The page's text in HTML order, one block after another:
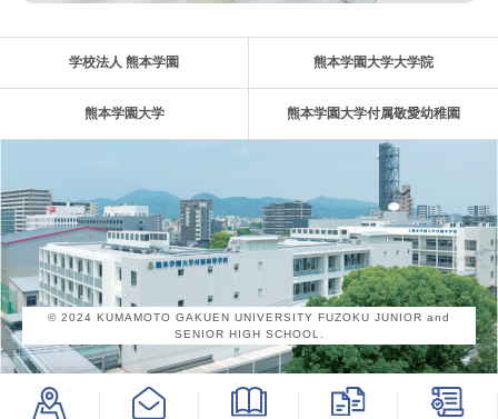
学校法人 熊本学園 熊本学園大学大学院
熊本学園大学 熊本学園大学付属敬愛幼稚園
© 2024 KUMAMOTO GAKUEN UNIVERSITY FUZOKU JUNIOR and
SENIOR HIGH SCHOOL.